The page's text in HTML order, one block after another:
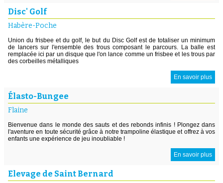
Disc' Golf
Habère-Poche
Union du frisbee et du golf, le but du Disc Golf est de totaliser un minimum
de lancers sur l'ensemble des trous composant le parcours. La balle est
remplacée ici par un disque que l'on lance comme un frisbee et les trous par
des corbeilles métalliques
En savoir plus
Élasto-Bungee
Flaine
Bienvenue dans le monde des sauts et des rebonds infinis ! Plongez dans
l'aventure en toute sécurité grâce à notre trampoline élastique et offrez à vos
enfants une expérience de jeu inoubliable !
En savoir plus
Elevage de Saint Bernard